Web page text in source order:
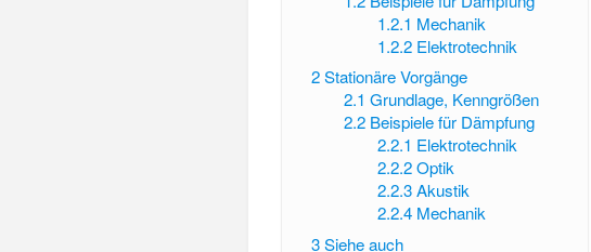
1.2.1 Mechanik
1.2.2 Elektrotechnik
2Stationäre Vorgänge
2.1 Grundlage, Kenngrößen
2.2 Beispiele für Dämpfung
2.2.1 Elektrotechnik
2.2.2 Optik
2.2.3 Akustik
2.2.4 Mechanik
3Siehe auch